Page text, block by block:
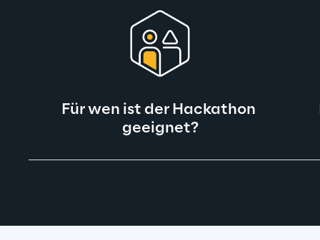
Für wen ist der Hackathon
geeignet?